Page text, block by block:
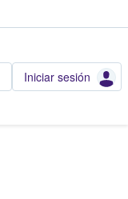
Iniciar sesión